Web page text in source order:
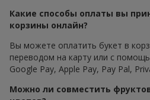
Какие способы оплаты вы
корзины онлайн?
Вы можете оплатить букет в
переводом на карту или с
Google Pay, Apple Pay, Pay Pal,
Можно ли совместить